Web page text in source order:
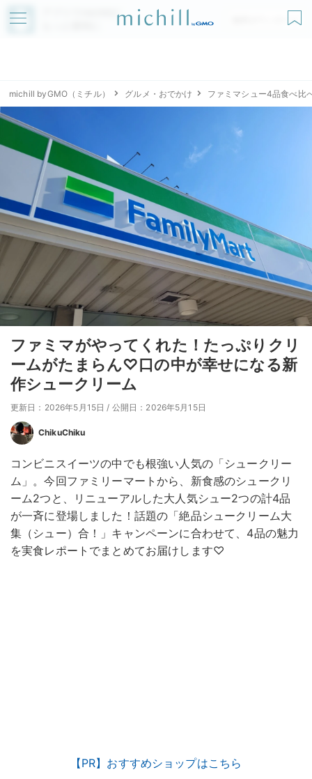
アプリでmichillが
無料ダウンロード
michill byGMO（ミチル） グルメ・おでかけ ファミマシュー4品食べ比
ファミマがやってくれた！たっぷりクリ
ームがたまらん♡口の中が幸せになる新
作シュークリーム
更新日：2026年5月15日 / 公開日：2026年5月15日
ChikuChiku
コンビニスイーツの中でも根強い人気の「シュークリー
ム」。今回ファミリーマートから、新食感のシュークリ
ーム2つと、リニューアルした大人気シュー2つの計4品
が一斉に登場しました！話題の「絶品シュークリーム大
集（シュー）合！」キャンペーンに合わせて、4品の魅力
を実食レポートでまとめてお届けします♡
【PR】おすすめショップはこちら